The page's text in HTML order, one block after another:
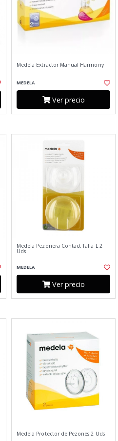
Medela Extractor Manual Harmony
MEDELA
Ver precio
Medela Pezonera Contact Talla L 2
Uds
MEDELA
Ver precio
Medela Protector de Pezones 2 Uds